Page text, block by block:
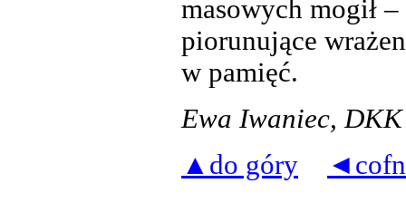
masowych mogił
piorunujące
w pamięć.
Ewa Iwaniec,
▲do góry